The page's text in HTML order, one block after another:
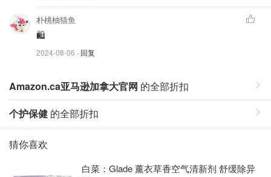
朴桃柚猫鱼
🛍️
2024-08-06 · 回复
Amazon.ca亚马逊加拿大官网 的全部折扣
个护保健 的全部折扣
猜你喜欢
白菜：Glade 薰衣草香空气清新剂 舒缓除异